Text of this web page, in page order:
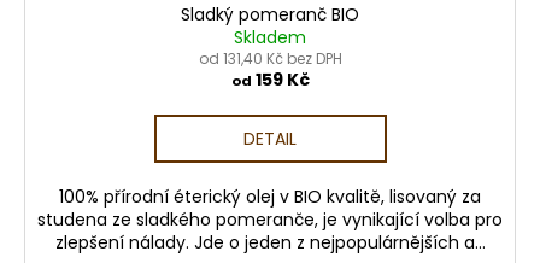
Sladký pomeranč BIO
Skladem
od 131,40 Kč bez DPH
od 159 Kč
DETAIL
100% přírodní éterický olej v BIO kvalitě, lisovaný za
studena ze sladkého pomeranče, je vynikající volba pro
zlepšení nálady. Jde o jeden z nejpopulárnějších a...